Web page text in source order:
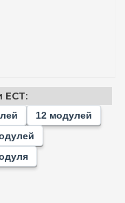
12 модулей